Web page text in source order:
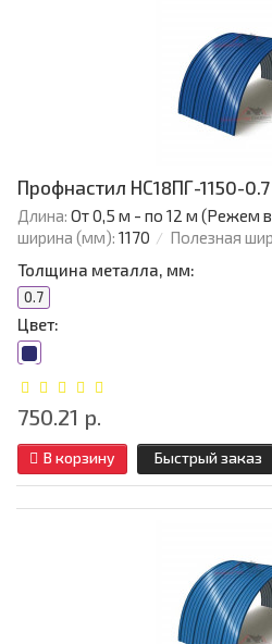
Профнастил НС18ПГ-1150-
Длина: От 0,5 м - по 12 м (Режем
ширина (мм): 1170 Полезная
Толщина металла, мм:
0.7
Цвет:
750.21 р.
В корзину Быстрый заказ